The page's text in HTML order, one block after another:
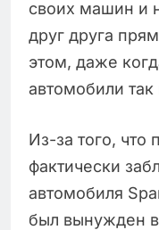
своих машин и
друг друга
этом, даже
автомобили так
Из-за того, что
фактически
автомобиля
был вынужден